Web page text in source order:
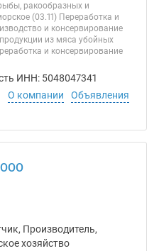
ракообразных и
(03.11) Переработка и
и консервирование
из мяса убойных
и консервирование
ИНН: 5048047341
О компании
Объявления
ООО
Производитель,
хозяйство